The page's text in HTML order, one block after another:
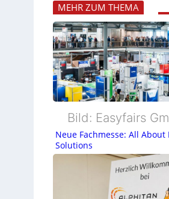
MEHR ZUM THEMA
Bild: Easyfairs
Neue Fachmesse: All About
Solutions